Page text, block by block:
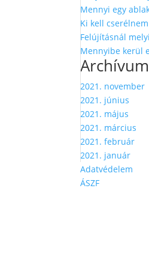
Mennyi egy
Ki kell
Felújításnál
Mennyibe kerül
Archívum
2021. november
2021. június
2021. május
2021. március
2021. február
2021. január
Adatvédelem
ÁSZF